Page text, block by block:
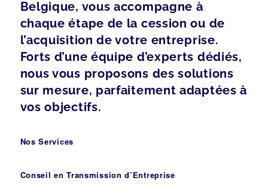
Belgique, vous accompagne à
chaque étape de la cession ou de
l’acquisition de votre entreprise.
Forts d’une équipe d’experts dédiés,
nous vous proposons des solutions
sur mesure, parfaitement adaptées à
vos objectifs.
Nos Services
Conseil en Transmission d’Entreprise